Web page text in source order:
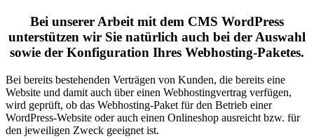
Bei unserer Arbeit mit dem CMS WordPress
unterstützen wir Sie natürlich auch bei der Auswahl
sowie der Konfiguration Ihres Webhosting-Paketes.
Bei bereits bestehenden Verträgen von Kunden, die bereits eine
Website und damit auch über einen Webhostingvertrag verfügen,
wird geprüft, ob das Webhosting-Paket für den Betrieb einer
WordPress-Website oder auch einen Onlineshop ausreicht bzw. für
den jeweiligen Zweck geeignet ist.